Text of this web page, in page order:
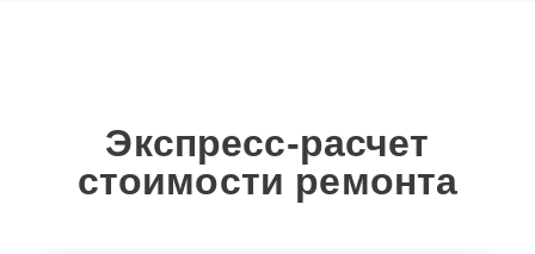
Экспресс-расчет
стоимости ремонта